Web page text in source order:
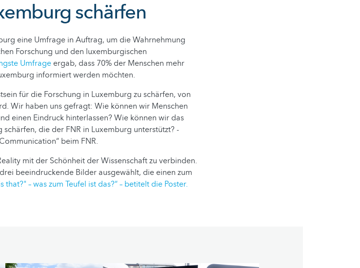
schärfen
eine Umfrage in Auftrag, um die Wahrnehmung
Forschung und den luxemburgischen
Umfrage ergab, dass 70% der Menschen mehr
informiert werden möchten.
für die Forschung in Luxemburg zu schärfen, von
Wir haben uns gefragt: Wie können wir Menschen
einen Eindruck hinterlassen? Wie können wir das
die der FNR in Luxemburg unterstützt? -
beim FNR.
mit der Schönheit der Wissenschaft zu verbinden.
beeindruckende Bilder ausgewählt, die einen zum
that?" – was zum Teufel ist das?“ – betitelt die Poster.